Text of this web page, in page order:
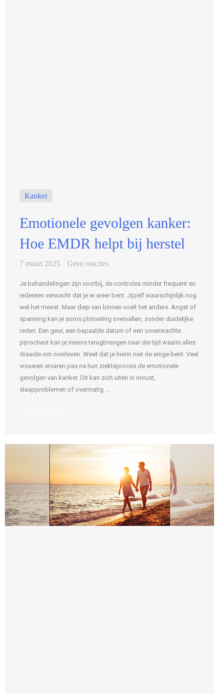
Kanker
Emotionele gevolgen kanker:
Hoe EMDR helpt bij herstel
7 maart 2025 Geen reacties
Je behandelingen zijn voorbij, de controles minder frequent en
iedereen verwacht dat je er weer bent. Jijzelf waarschijnlijk nog
wel het meest. Maar diep van binnen voelt het anders. Angst of
spanning kan je soms plotseling overvallen, zonder duidelijke
reden. Een geur, een bepaalde datum of een onverwachte
pijnscheut kan je ineens terugbrengen naar die tijd waarin alles
draaide om overleven. Weet dat je hierin niet de enige bent. Veel
vrouwen ervaren pas na hun ziekteproces de emotionele
gevolgen van kanker. Dit kan zich uiten in onrust,
slaapproblemen of overmatig ...